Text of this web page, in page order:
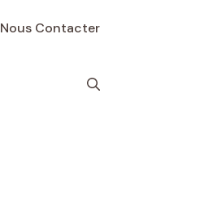
Nous Contacter